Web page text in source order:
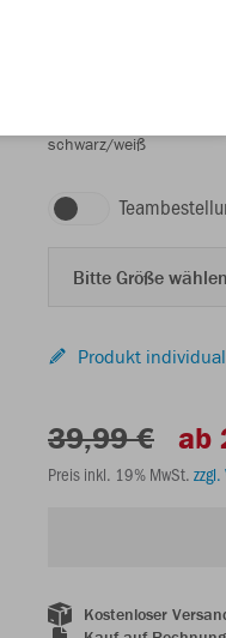
schwarz/weiß
Bitte Größe wählen
Produkt
39,99 € ab
Preis inkl. 19% MwSt.
Kostenloser